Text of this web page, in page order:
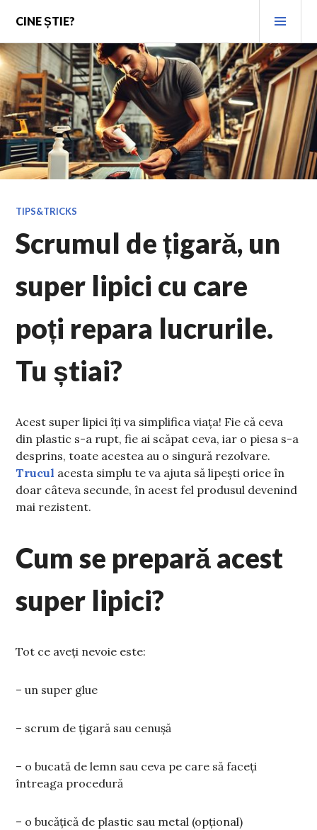
content
CINE ȘTIE?
TIPS&TRICKS
Scrumul de țigară, un
super lipici cu care
poți repara lucrurile.
Tu știai?
Acest super lipici îți va simplifica viața! Fie că ceva
din plastic s-a rupt, fie ai scăpat ceva, iar o piesa s-a
desprins, toate acestea au o singură rezolvare.
Trucul acesta simplu te va ajuta să lipești orice în
doar câteva secunde, în acest fel produsul devenind
mai rezistent.
Cum se prepară acest
super lipici?
Tot ce aveți nevoie este:
– un super glue
– scrum de țigară sau cenușă
– o bucată de lemn sau ceva pe care să faceți
întreaga procedură
– o bucățică de plastic sau metal (opțional)